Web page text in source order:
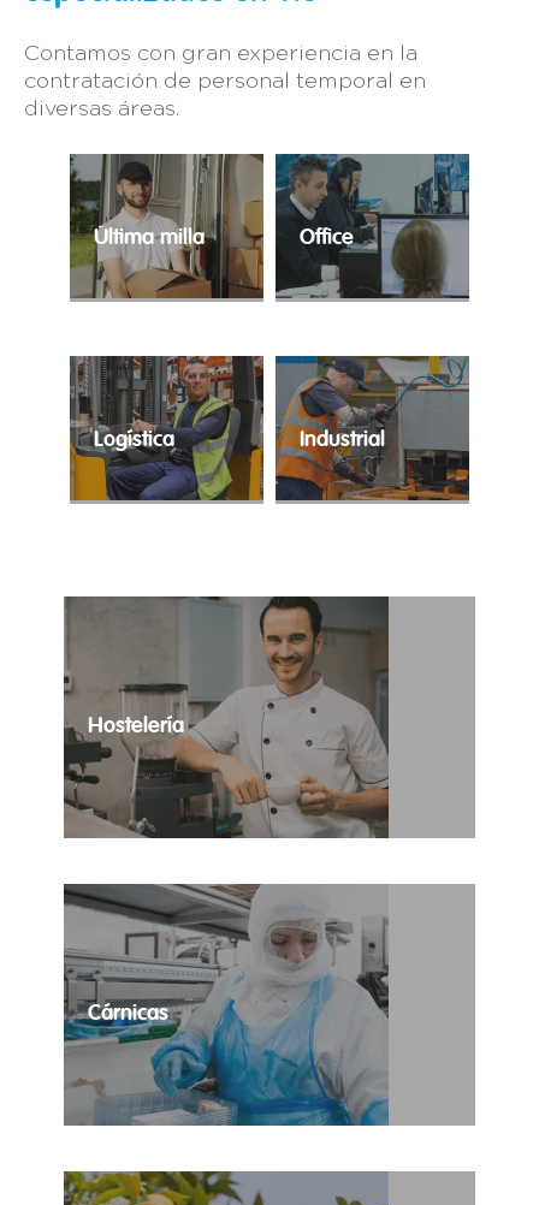
Contamos con gran experiencia en la
contratación de personal temporal en
diversas áreas.
Última milla
El e-commerce ha
alcanzado cuotas
profesionales expertos
en la distribución
puerta a puerta.
Office
Contratación ágil para
la cobertura de
administrativos.
Logística
Trabajo temporal para
cubrir los
Industrial
Tu industria en las
mejores manos.
Hostelería
Las necesidades temporales de tus
establecimientos totalmente cubiertas.
Cárnicas
Contratación temporal de profesionales del sector
cárnico.